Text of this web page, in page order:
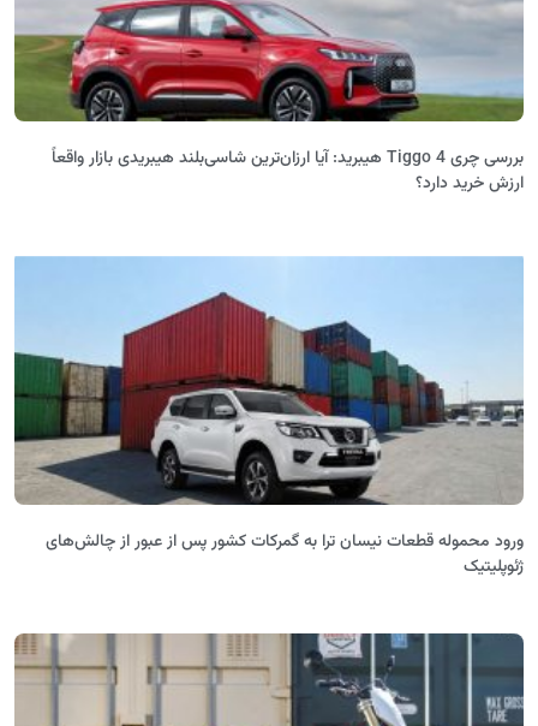
بررسی چری Tiggo 4 هیبرید: آیا ارزان‌ترین شاسی‌بلند هیبریدی بازار واقعاً
ارزش خرید دارد؟
ورود محموله قطعات نیسان ترا به گمرکات کشور پس از عبور از چالش‌های
ژئوپلیتیک